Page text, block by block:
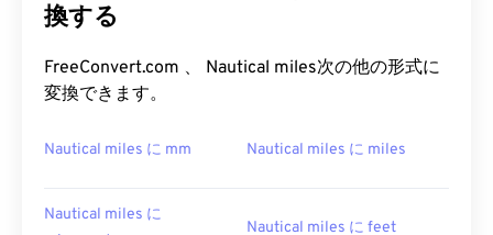
換する
FreeConvert.com 、 Nautical miles次の他の形式に
変換できます。
Nautical miles に mm Nautical miles に miles
Nautical miles に
Nautical miles に feet